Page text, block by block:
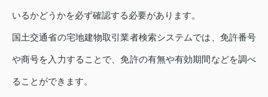
いるかどうかを必ず確認する必要があります。
国土交通省の宅地建物取引業者検索システムでは、免許番号
や商号を入力することで、免許の有無や有効期間などを調べ
ることができます。